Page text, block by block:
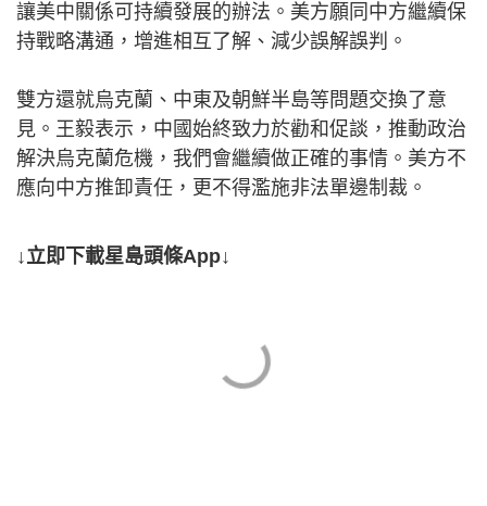
讓美中關係可持續發展的辦法。美方願同中方繼續保
持戰略溝通，增進相互了解、減少誤解誤判。
雙方還就烏克蘭、中東及朝鮮半島等問題交換了意
見。王毅表示，中國始終致力於勸和促談，推動政治
解決烏克蘭危機，我們會繼續做正確的事情。美方不
應向中方推卸責任，更不得濫施非法單邊制裁。
↓立即下載星島頭條App↓